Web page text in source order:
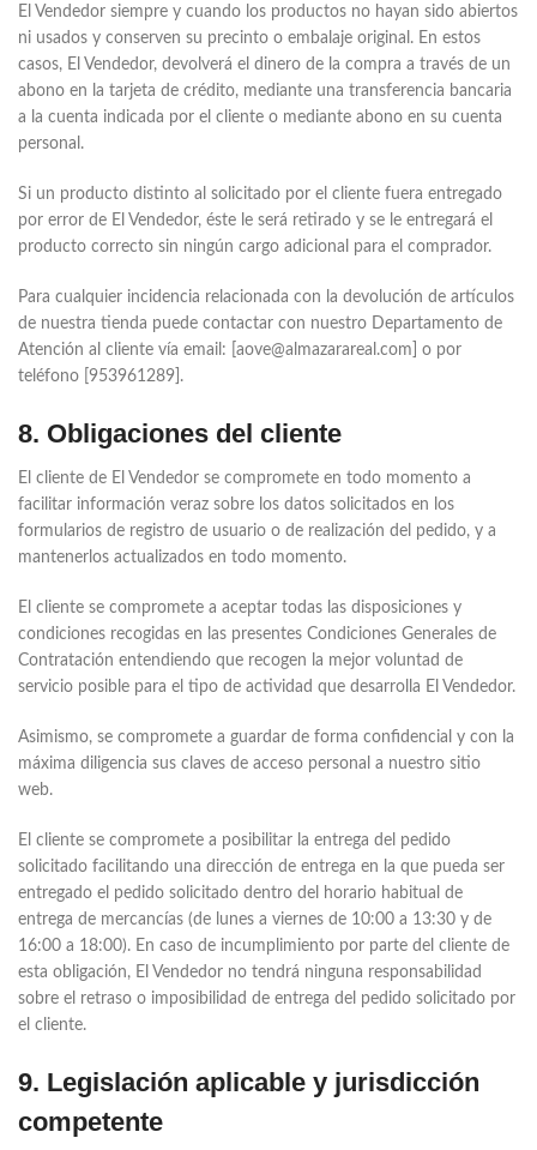
El Vendedor siempre y cuando los productos no hayan sido abiertos
ni usados y conserven su precinto o embalaje original. En estos
casos, El Vendedor, devolverá el dinero de la compra a través de un
abono en la tarjeta de crédito, mediante una transferencia bancaria
a la cuenta indicada por el cliente o mediante abono en su cuenta
personal.
Si un producto distinto al solicitado por el cliente fuera entregado
por error de El Vendedor, éste le será retirado y se le entregará el
producto correcto sin ningún cargo adicional para el comprador.
Para cualquier incidencia relacionada con la devolución de artículos
de nuestra tienda puede contactar con nuestro Departamento de
Atención al cliente vía email: [aove@almazarareal.com] o por
teléfono [953961289].
8. Obligaciones del cliente
El cliente de El Vendedor se compromete en todo momento a
facilitar información veraz sobre los datos solicitados en los
formularios de registro de usuario o de realización del pedido, y a
mantenerlos actualizados en todo momento.
El cliente se compromete a aceptar todas las disposiciones y
condiciones recogidas en las presentes Condiciones Generales de
Contratación entendiendo que recogen la mejor voluntad de
servicio posible para el tipo de actividad que desarrolla El Vendedor.
Asimismo, se compromete a guardar de forma confidencial y con la
máxima diligencia sus claves de acceso personal a nuestro sitio
web.
El cliente se compromete a posibilitar la entrega del pedido
solicitado facilitando una dirección de entrega en la que pueda ser
entregado el pedido solicitado dentro del horario habitual de
entrega de mercancías (de lunes a viernes de 10:00 a 13:30 y de
16:00 a 18:00). En caso de incumplimiento por parte del cliente de
esta obligación, El Vendedor no tendrá ninguna responsabilidad
sobre el retraso o imposibilidad de entrega del pedido solicitado por
el cliente.
9. Legislación aplicable y jurisdicción
competente